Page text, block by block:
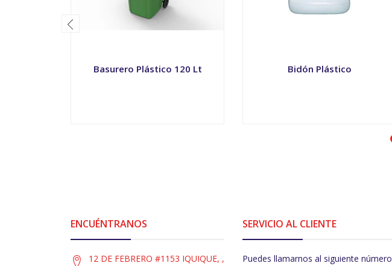
Basurero Plástico 120 Lt Bidón Plástico
ENCUÉNTRANOS
12 DE FEBRERO #1153 IQUIQUE, ,
SERVICIO AL CLIENTE
Puedes llamarnos al siguiente número